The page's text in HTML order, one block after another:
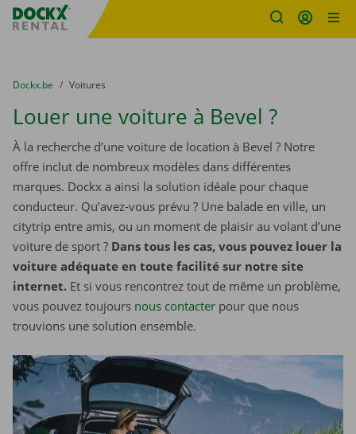
sitename
You are here:
du
Dockx.be to
Voitures
Louer une voiture à Bevel ?
À la recherche d’une voiture de location à Bevel ? Notre
offre inclut de nombreux modèles dans différentes
marques. Dockx a ainsi la solution idéale pour chaque
conducteur. Qu’avez-vous prévu ? Une balade en ville, un
citytrip entre amis, ou un moment de plaisir au volant d’une
voiture de sport ? Dans tous les cas, vous pouvez louer la
voiture adéquate en toute facilité sur notre site
internet. Et si vous rencontrez tout de même un problème,
vous pouvez toujours nous contacter pour que nous
trouvions une solution ensemble.